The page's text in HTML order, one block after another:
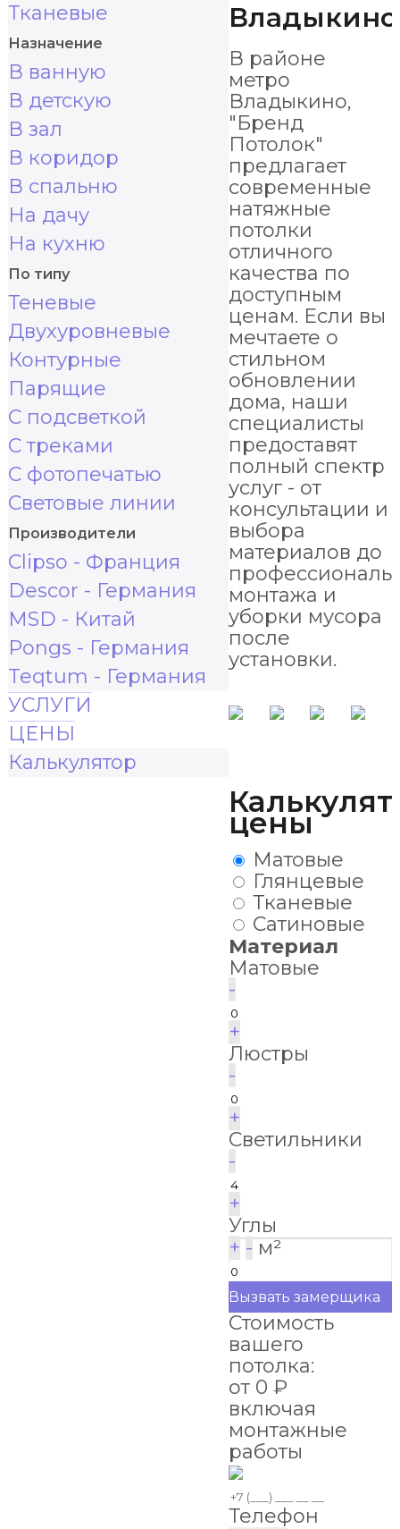
Тканевые
Назначение
В ванную
В детскую
В зал
В коридор
В спальню
На дачу
На кухню
По типу
Теневые
Двухуровневые
Контурные
Парящие
С подсветкой
С треками
С фотопечатью
Световые линии
Производители
Clipso - Франция
Descor - Германия
MSD - Китай
Pongs - Германия
Teqtum - Германия
УСЛУГИ
ЦЕНЫ
Калькулятор
Владыкино
В районе
метро
Владыкино,
"Бренд
Потолок"
предлагает
современные
натяжные
потолки
отличного
качества по
доступным
ценам. Если вы
мечтаете о
стильном
обновлении
дома, наши
специалисты
предоставят
полный спектр
услуг - от
консультации и
выбора
материалов до
монтажа и
уборки мусора
после
установки.
цены
Матовые
Глянцевые
Тканевые
Сатиновые
Материал
Матовые
-
+
Люстры
-
+
Светильники
-
+
Углы
+ - м²
Вызвать замерщика
Стоимость
вашего
потолка:
от 0 ₽
включая
монтажные
работы
Телефон